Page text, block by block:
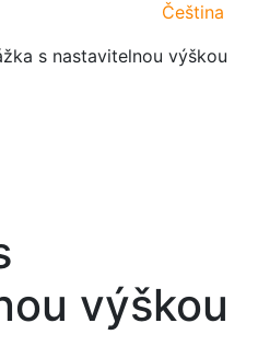
Čeština
s nastavitelnou výškou
výškou